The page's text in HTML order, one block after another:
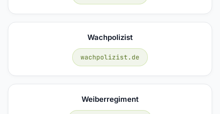
Wachpolizist
wachpolizist.de
Weiberregiment